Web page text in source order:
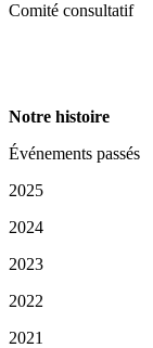
Comité consultatif
Notre histoire
Événements passés
2025
2024
2023
2022
2021